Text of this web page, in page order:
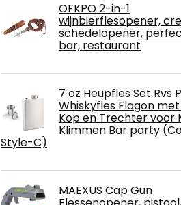
OFKPO 2-in-1
wijnbierflesopener,
schedelopener,
bar, restaurant
7 oz Heupfles Set Rvs
Whiskyfles Flagon
Kop en Trechter voor
Klimmen Bar party
Style-C)
MAEXUS Cap Gun